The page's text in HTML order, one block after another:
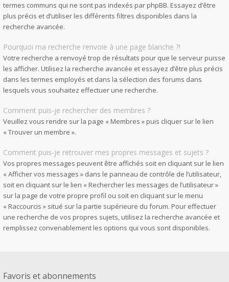
termes communs qui ne sont pas indexés par phpBB. Essayez d’être
plus précis et d’utiliser les différents filtres disponibles dans la
recherche avancée.
Pourquoi ma recherche renvoie à une page blanche ?!
Votre recherche a renvoyé trop de résultats pour que le serveur puisse
les afficher. Utilisez la recherche avancée et essayez d’être plus précis
dans les termes employés et dans la sélection des forums dans
lesquels vous souhaitez effectuer une recherche.
Comment puis-je rechercher des membres ?
Veuillez vous rendre sur la page « Membres » puis cliquer sur le lien
« Trouver un membre ».
Comment puis-je retrouver mes propres messages et sujets ?
Vos propres messages peuvent être affichés soit en cliquant sur le lien
« Afficher vos messages » dans le panneau de contrôle de l’utilisateur,
soit en cliquant sur le lien « Rechercher les messages de l’utilisateur »
sur la page de votre propre profil ou soit en cliquant sur le menu
« Raccourcis » situé sur la partie supérieure du forum. Pour effectuer
une recherche de vos propres sujets, utilisez la recherche avancée et
remplissez convenablement les options qui vous sont disponibles.
Favoris et abonnements